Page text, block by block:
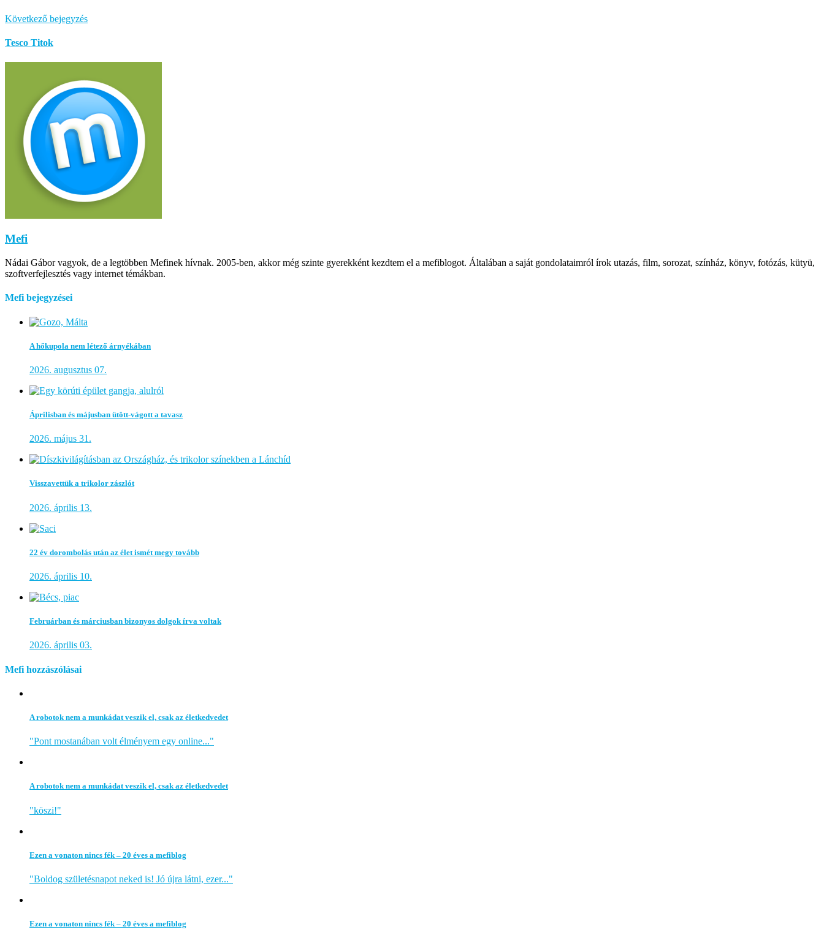
Következő bejegyzés
Tesco Titok
Mefi
Nádai Gábor vagyok, de a legtöbben Mefinek hívnak. 2005-ben, akkor még szinte gyerekként kezdtem el a mefiblogot. Általában a saját gondolataimról írok utazás, film, sorozat, színház, könyv, fotózás, kütyü,
szoftverfejlesztés vagy internet témákban.
Mefi bejegyzései
A hőkupola nem létező árnyékában
2026. augusztus 07.
Áprilisban és májusban ütött-vágott a tavasz
2026. május 31.
Visszavettük a trikolor zászlót
2026. április 13.
22 év dorombolás után az élet ismét megy tovább
2026. április 10.
Februárban és márciusban bizonyos dolgok írva voltak
2026. április 03.
Mefi hozzászólásai
A robotok nem a munkádat veszik el, csak az életkedvedet
"Pont mostanában volt élményem egy online..."
A robotok nem a munkádat veszik el, csak az életkedvedet
"köszi!"
Ezen a vonaton nincs fék – 20 éves a mefiblog
"Boldog születésnapot neked is! Jó újra látni, ezer..."
Ezen a vonaton nincs fék – 20 éves a mefiblog